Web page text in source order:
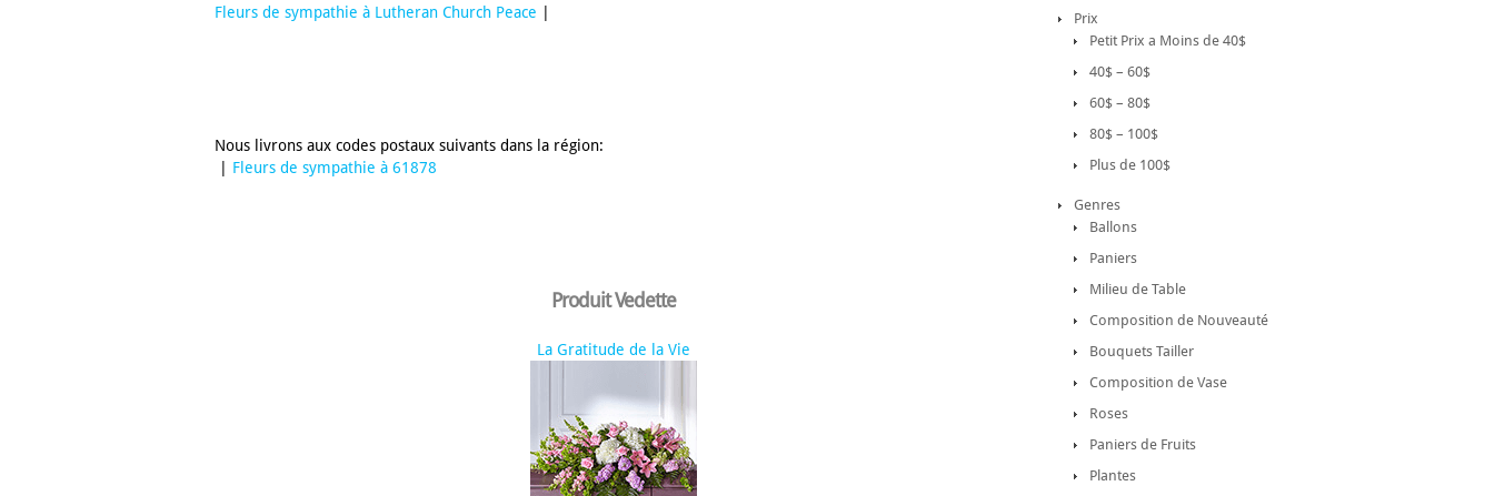
Fleurs de sympathie à Lutheran Church Peace
Nous livrons aux codes postaux suivants dans la région:
Fleurs de sympathie à 61878
Produit Vedette
La Gratitude de la Vie
Prix
Petit Prix a Moins de 40$
40$ – 60$
60$ – 80$
80$ – 100$
Plus de 100$
Genres
Ballons
Paniers
Milieu de Table
Composition de Nouveauté
Bouquets Tailler
Composition de Vase
Roses
Paniers de Fruits
Plantes